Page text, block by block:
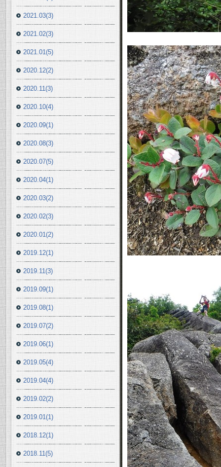
2021.03(3)
2021.02(3)
2021.01(5)
2020.12(2)
2020.11(3)
2020.10(4)
2020.09(1)
2020.08(3)
2020.07(5)
2020.04(1)
2020.03(2)
2020.02(3)
2020.01(2)
2019.12(1)
2019.11(3)
2019.09(1)
2019.08(1)
2019.07(2)
2019.06(1)
2019.05(4)
2019.04(4)
2019.02(2)
2019.01(1)
2018.12(1)
2018.11(5)